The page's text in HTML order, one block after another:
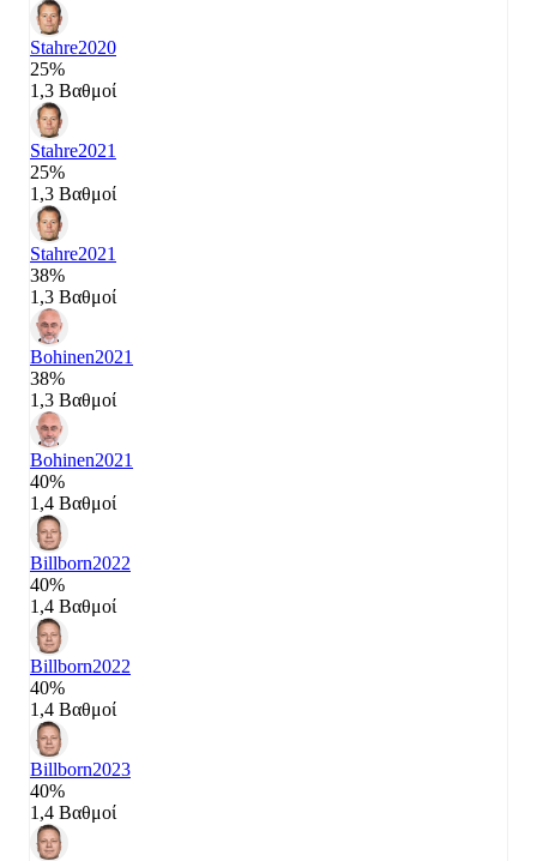
Stahre2020
25%
1,3 Βαθμοί
Stahre2021
25%
1,3 Βαθμοί
Stahre2021
38%
1,3 Βαθμοί
Bohinen2021
38%
1,3 Βαθμοί
Bohinen2021
40%
1,4 Βαθμοί
Billborn2022
40%
1,4 Βαθμοί
Billborn2022
40%
1,4 Βαθμοί
Billborn2023
40%
1,4 Βαθμοί